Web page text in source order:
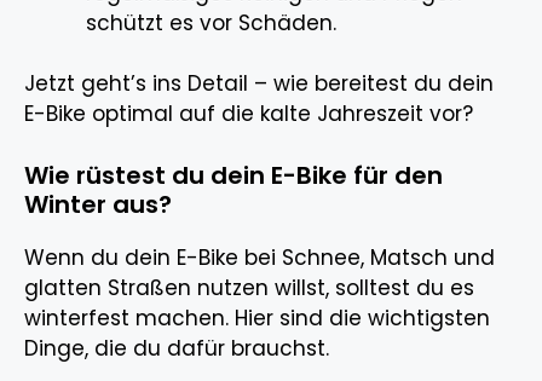
schützt es vor Schäden.
Jetzt geht’s ins Detail – wie bereitest du dein
E-Bike optimal auf die kalte Jahreszeit vor?
Wie rüstest du dein E-Bike für den
Winter aus?
Wenn du dein E-Bike bei Schnee, Matsch und
glatten Straßen nutzen willst, solltest du es
winterfest machen. Hier sind die wichtigsten
Dinge, die du dafür brauchst.